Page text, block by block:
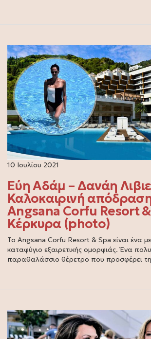
10 Ιουλίου 2021
Εύη Αδάμ – Δανάη
Καλοκαιρινή
Angsana Corfu Resort
Κέρκυρα (photo)
Το Angsana Corfu Resort & Spa είναι ένα
καταφύγιο εξαιρετικής ομορφιάς. Ένα
παραθαλάσσιο θέρετρο που προσφέρει